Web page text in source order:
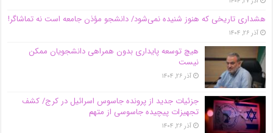
هشداری تاریخی که هنوز شنیده نمی‌شود/ دانشجو مؤذن جامعه است نه تماشاگر!
آذر ۲۶, ۱۴۰۴
هیچ توسعه پایداری بدون همراهی دانشجویان ممکن
نیست
آذر ۲۶, ۱۴۰۴
جزئیات جدید از پرونده جاسوس اسرائیل در کرج/‌ کشف
تجهیزات پیچیده جاسوسی از متهم
آذر ۲۶, ۱۴۰۴